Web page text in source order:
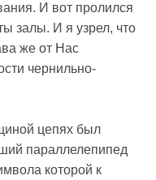
И вот пролился
залы. И я узрел, что
же от Нас
чернильно-
цепях был
параллелепипед
которой к